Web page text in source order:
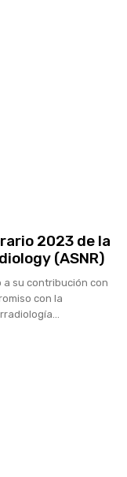
2023 de la
(ASNR)
su contribución con
con la